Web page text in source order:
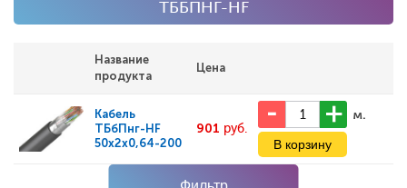
ТББПНГ-HF
Название
продукта
Цена
Кабель
ТБбПнг-HF
50х2х0,64-200
901 руб.
м.